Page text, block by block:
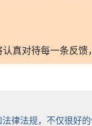
真对待每一条反馈
律法规，不仅很好